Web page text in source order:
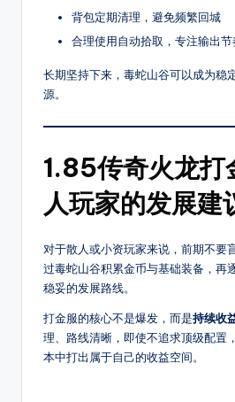
服，
背包定期清理，避免频繁回城
合理使用自动拾取，专注输出节
长期坚持下来，毒蛇山谷可以成为稳
源。
1.85传奇火龙打
人玩家的发展建
对于散人或小资玩家来说，前期不要
过毒蛇山谷积累金币与基础装备，再
稳妥的发展路线。
打金服的核心不是爆发，而是持续收
理、路线清晰，即使不追求顶级配置
本中打出属于自己的收益空间。